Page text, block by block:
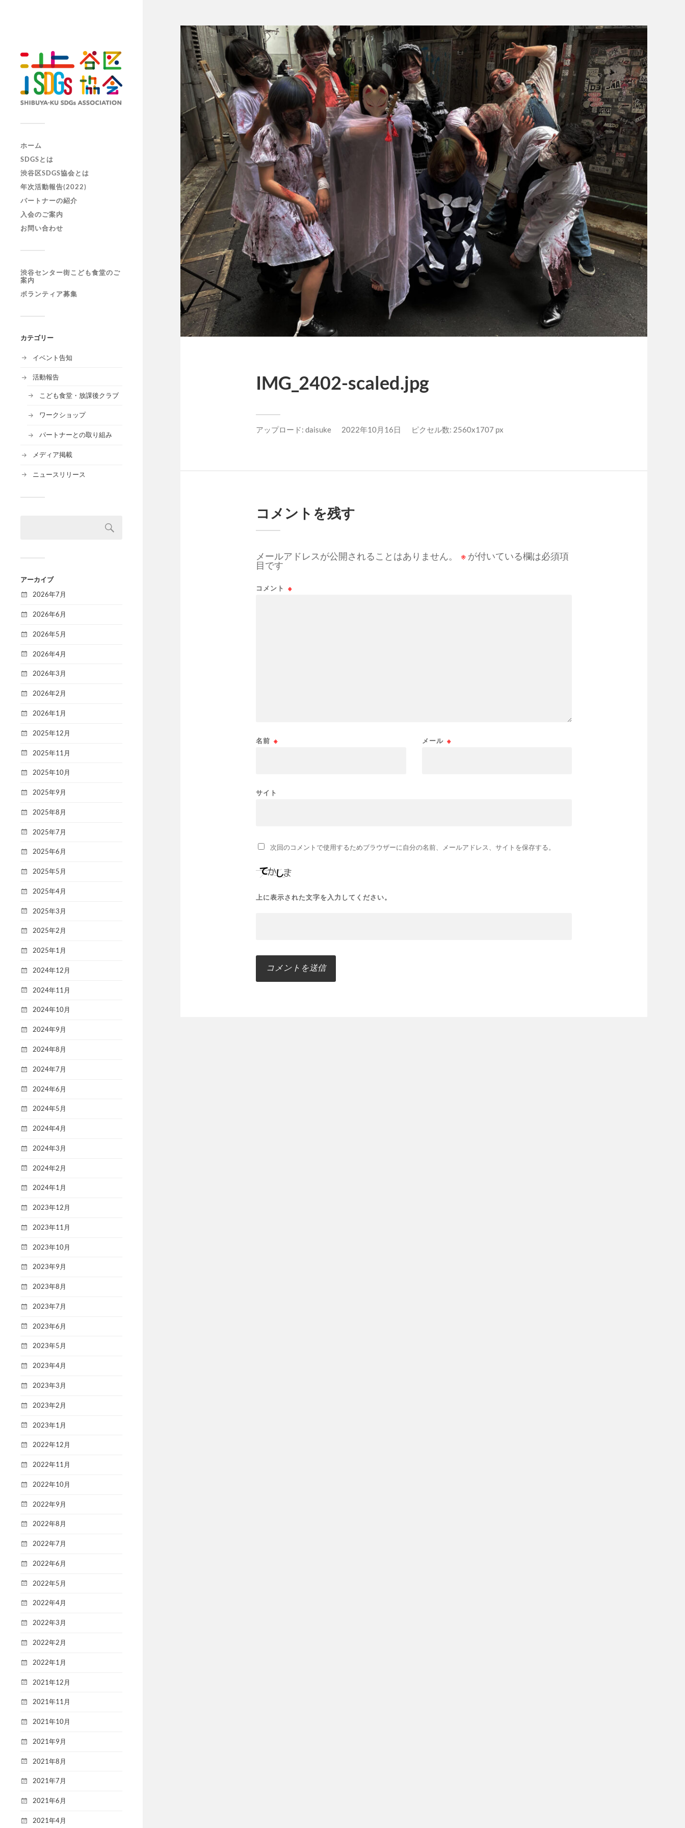
ホーム
SDGSとは
渋谷区SDGS協会とは
年次活動報告(2022)
パートナーの紹介
入会のご案内
お問い合わせ
渋谷センター街こども食堂のご
案内
ボランティア募集
カテゴリー
イベント告知
活動報告
こども食堂・放課後クラブ
ワークショップ
パートナーとの取り組み
メディア掲載
ニュースリリース
アーカイブ
2026年7月
2026年6月
2026年5月
2026年4月
2026年3月
2026年2月
2026年1月
2025年12月
2025年11月
2025年10月
2025年9月
2025年8月
2025年7月
2025年6月
2025年5月
2025年4月
2025年3月
2025年2月
2025年1月
2024年12月
2024年11月
2024年10月
2024年9月
2024年8月
2024年7月
2024年6月
2024年5月
2024年4月
2024年3月
2024年2月
2024年1月
2023年12月
2023年11月
2023年10月
2023年9月
2023年8月
2023年7月
2023年6月
2023年5月
2023年4月
2023年3月
2023年2月
2023年1月
2022年12月
2022年11月
2022年10月
2022年9月
2022年8月
2022年7月
2022年6月
2022年5月
2022年4月
2022年3月
2022年2月
2022年1月
2021年12月
2021年11月
2021年10月
2021年9月
2021年8月
2021年7月
2021年6月
2021年4月
IMG_2402-scaled.jpg
アップロード: daisuke 2022年10月16日 ピクセル数: 2560x1707 px
コメントを残す
メールアドレスが公開されることはありません。 ※ が付いている欄は必須項
目です
コメント ※
名前 ※ メール ※
サイト
次回のコメントで使用するためブラウザーに自分の名前、メールアドレス、サイトを保存する。
上に表示された文字を入力してください。